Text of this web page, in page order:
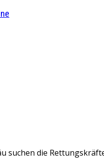
suchen die